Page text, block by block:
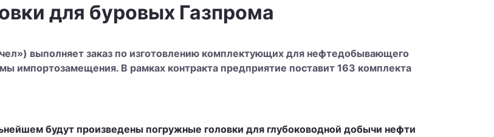
для буровых Газпрома
выполняет заказ по изготовлению комплектующих для нефтедобывающего
импортозамещения. В рамках контракта предприятие поставит 163 комплекта
будут произведены погружные головки для глубоководной добычи нефти